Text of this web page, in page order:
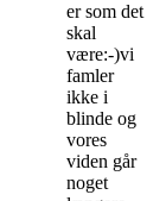
er som det
skal
være:-)vi
famler
ikke i
blinde og
vores
viden går
noget